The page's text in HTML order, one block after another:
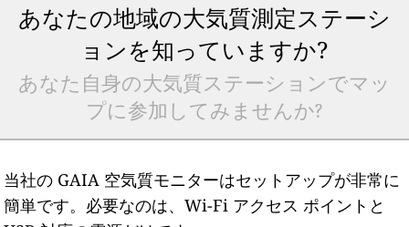
あなたの地域の大気質測定ステーシ
ョンを知っていますか?
あなた自身の大気質ステーションでマッ
プに参加してみませんか?
当社の GAIA 空気質モニターはセットアップが非常に
簡単です。必要なのは、Wi-Fi アクセス ポイントと